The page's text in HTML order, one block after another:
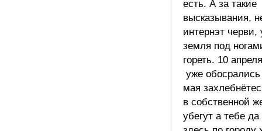
есть. А за такие
высказывания,
интернэт черви,
земля под
гореть. 10 апреля
уже обосрались
мая
в собственной
убегут а тебе